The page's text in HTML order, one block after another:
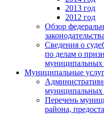
2013 год
2012 год
Обзор
законодательства
Сведения о
по делам о
Муниципальные
муниципальных
Перечень
района,